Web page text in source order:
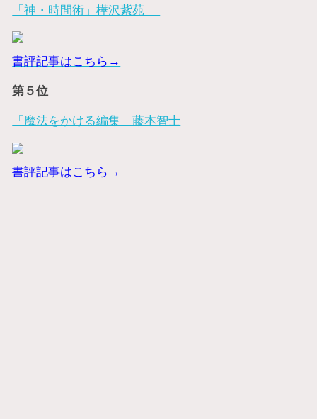
「神・時間術」樺沢紫苑
書評記事はこちら→
第５位
「魔法をかける編集」藤本智士
書評記事はこちら→